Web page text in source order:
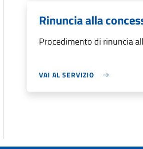
Rinuncia alla
Procedimento di rinuncia
VAI AL SERVIZIO